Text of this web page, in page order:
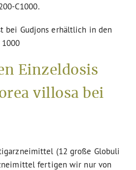
C1000.
bei Gudjons erhältlich in den
Einzeldosis
villosa bei
(12 große Globuli
fertigen wir nur von